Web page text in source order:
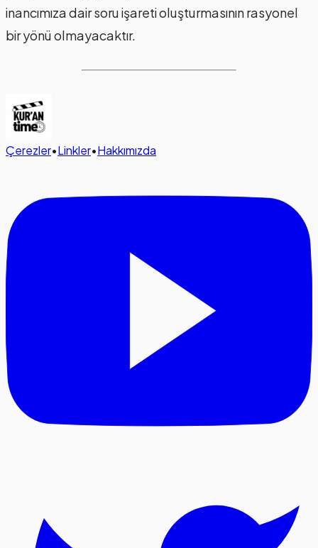
inancımıza dair soru işareti oluşturmasının rasyonel
bir yönü olmayacaktır.
Çerezler•Linkler•Hakkımızda